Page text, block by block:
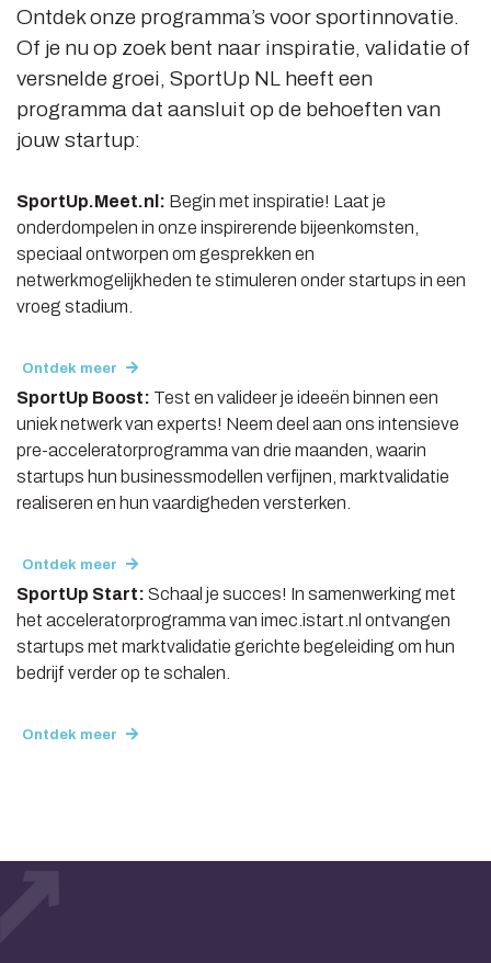
Ontdek onze programma’s voor sportinnovatie.
Of je nu op zoek bent naar inspiratie, validatie of
versnelde groei, SportUp NL heeft een
programma dat aansluit op de behoeften van
jouw startup:
SportUp.Meet.nl: Begin met inspiratie! Laat je
onderdompelen in onze inspirerende bijeenkomsten,
speciaal ontworpen om gesprekken en
netwerkmogelijkheden te stimuleren onder startups in een
vroeg stadium.
Ontdek meer
SportUp Boost: Test en valideer je ideeën binnen een
uniek netwerk van experts! Neem deel aan ons intensieve
pre-acceleratorprogramma van drie maanden, waarin
startups hun businessmodellen verfijnen, marktvalidatie
realiseren en hun vaardigheden versterken.
Ontdek meer
SportUp Start: Schaal je succes! In samenwerking met
het acceleratorprogramma van imec.istart.nl ontvangen
startups met marktvalidatie gerichte begeleiding om hun
bedrijf verder op te schalen.
Ontdek meer